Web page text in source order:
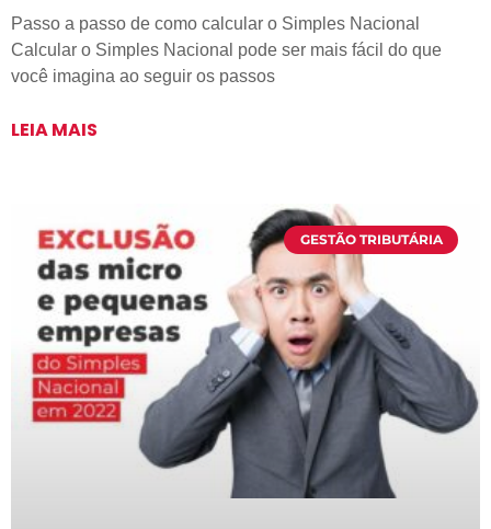
Passo a passo de como calcular o Simples Nacional
Calcular o Simples Nacional pode ser mais fácil do que
você imagina ao seguir os passos
LEIA MAIS
GESTÃO TRIBUTÁRIA